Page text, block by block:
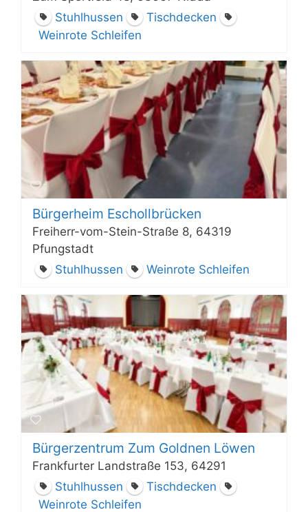
Stuhlhussen
Tischdecken
Weinrote Schleifen
Bürgerheim Eschollbrücken
Freiherr-vom-Stein-Straße 8, 64319
Pfungstadt
Stuhlhussen
Weinrote Schleifen
Bürgerzentrum Zum Goldnen Löwen
Frankfurter Landstraße 153, 64291
Stuhlhussen
Tischdecken
Weinrote Schleifen